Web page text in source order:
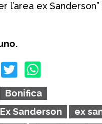
l’area ex Sanderson”
Bonifica
Sanderson
ex